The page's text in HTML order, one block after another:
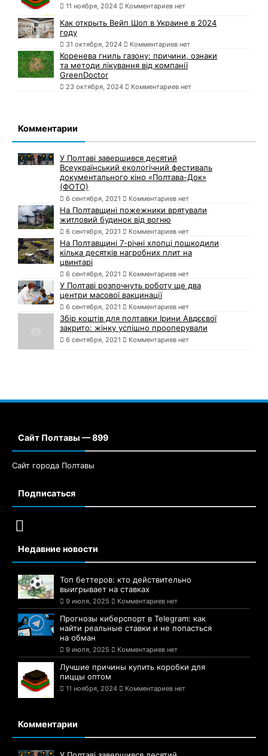
11 ноября, 2024 Комментариев нет
Как открыть Вейп Шоп в Украине в 2024
году
31 октября, 2024 Комментариев нет
Коренева гниль газону: причини, ознаки
та методи лікування від компанії
GreenDoctor
23 октября, 2024 Комментариев нет
Комментарии
У Полтаві завершився десятий
Всеукраїнський екологічний фестиваль
документального кіно «Полтава-Док»
(ФОТО)
6 сентября, 2021 Комментариев нет
На Полтавщині пожежники врятували
житловий будинок від вогню
6 сентября, 2021 Комментариев нет
На Полтавщині 7-річні хлопці пошкодили
кілька десятків нагробних плит на
цвинтарі
6 сентября, 2021 Комментариев нет
У Полтаві розпочнуть роботу ще два
центри масової вакцинації
6 сентября, 2021 Комментариев нет
Збір коштів для полтавки Ірини Авдєєвої
закрито: жінку успішно прооперували
6 сентября, 2021 Комментариев нет
Сайт Полтавы — 899
Сайт города Полтавы
Подписаться
Недавние новости
Топ беттеров: кто действительно
выигрывает на ставках
9 июля, 2025 Комментариев нет
Прогнозы киберспорт в Telegram: как
найти реальные ставки и не попасться
на обман
9 июля, 2025 Комментариев нет
Лучшие причины купить коробки для
пиццы оптом
11 ноября, 2024 Комментариев нет
Комментарии